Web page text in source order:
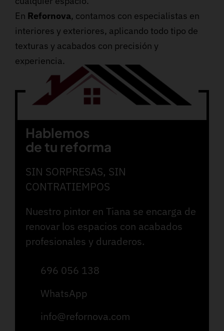
En Refornova, contamos con especialistas en
interiores y exteriores, aplicando todo tipo de
texturas y acabados con precisión y
experiencia.
Hablemos
de tu reforma
SIN SORPRESAS, SIN
CONTRATIEMPOS
Nuestro pintor en Tiana se encarga de
renovar los espacios con acabados
profesionales y duraderos.
696 056 138
WhatsApp
info@refornova.com